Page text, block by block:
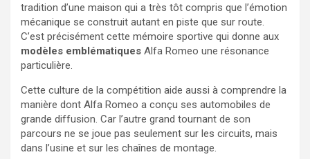
tradition d’une maison qui a très tôt compris que l’émotion
mécanique se construit autant en piste que sur route.
C’est précisément cette mémoire sportive qui donne aux
modèles emblématiques Alfa Romeo une résonance
particulière.
Cette culture de la compétition aide aussi à comprendre la
manière dont Alfa Romeo a conçu ses automobiles de
grande diffusion. Car l’autre grand tournant de son
parcours ne se joue pas seulement sur les circuits, mais
dans l’usine et sur les chaînes de montage.